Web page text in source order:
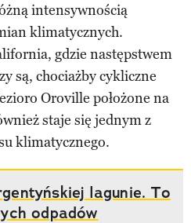
intensywnością
klimatycznych.
gdzie następstwem
są, chociażby cykliczne
Oroville położone na
staje się jednym z
klimatycznego.
lagunie. To
odpadów